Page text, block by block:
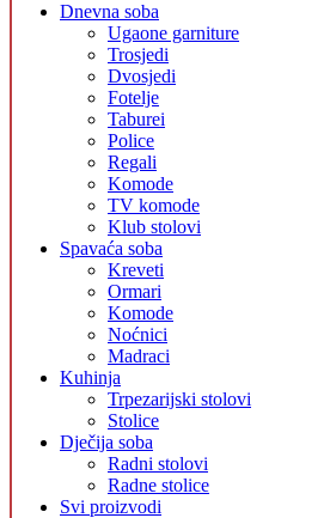
Dnevna soba
Ugaone garniture
Trosjedi
Dvosjedi
Fotelje
Taburei
Police
Regali
Komode
TV komode
Klub stolovi
Spavaća soba
Kreveti
Ormari
Komode
Noćnici
Madraci
Kuhinja
Trpezarijski stolovi
Stolice
Dječija soba
Radni stolovi
Radne stolice
Svi proizvodi